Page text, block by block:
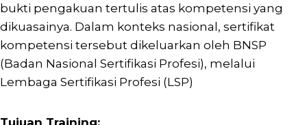
bukti pengakuan tertulis atas kompetensi yang
dikuasainya. Dalam konteks nasional, sertifikat
kompetensi tersebut dikeluarkan oleh BNSP
(Badan Nasional Sertifikasi Profesi), melalui
Lembaga Sertifikasi Profesi (LSP)